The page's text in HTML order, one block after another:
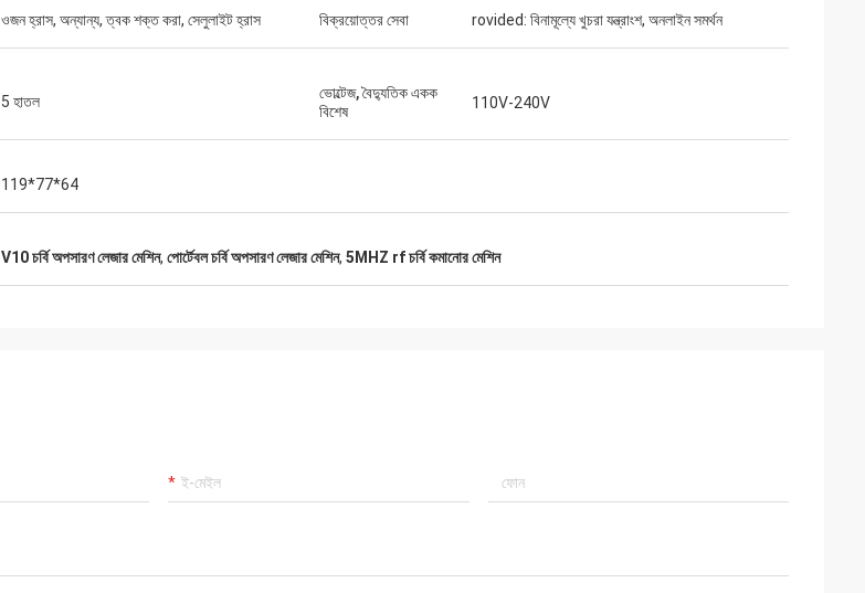
ওজন হ্রাস, অন্যান্য, ত্বক শক্ত করা, সেলুলাইট হ্রাস বিক্রয়োত্তর সেবা rovided: বিনামূল্যে খুচরা যন্ত্রাংশ, অনলাইন সমর্থন
5 হাতল
ভোল্টেজ, বৈদ্যুতিক একক
বিশেষ
110V-240V
119*77*64
V10 চর্বি অপসারণ লেজার মেশিন, পোর্টেবল চর্বি অপসারণ লেজার মেশিন, 5MHZ rf চর্বি কমানোর মেশিন